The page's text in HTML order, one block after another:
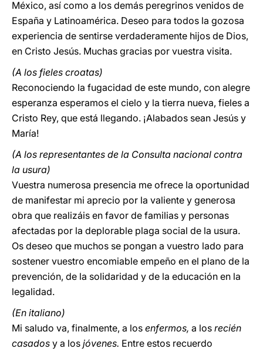
México, así como a los demás peregrinos venidos de
España y Latinoamérica. Deseo para todos la gozosa
experiencia de sentirse verdaderamente hijos de Dios,
en Cristo Jesús. Muchas gracias por vuestra visita.
(A los fieles croatas)
Reconociendo la fugacidad de este mundo, con alegre
esperanza esperamos el cielo y la tierra nueva, fieles a
Cristo Rey, que está llegando. ¡Alabados sean Jesús y
María!
(A los representantes de la Consulta nacional contra
la usura)
Vuestra numerosa presencia me ofrece la oportunidad
de manifestar mi aprecio por la valiente y generosa
obra que realizáis en favor de familias y personas
afectadas por la deplorable plaga social de la usura.
Os deseo que muchos se pongan a vuestro lado para
sostener vuestro encomiable empeño en el plano de la
prevención, de la solidaridad y de la educación en la
legalidad.
(En italiano)
Mi saludo va, finalmente, a los enfermos, a los recién
casados y a los jóvenes. Entre estos recuerdo